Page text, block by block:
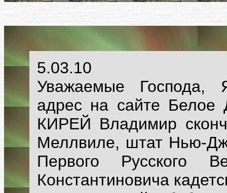
5.03.10
Уважаемые
адрес на сайте Белое
КИРЕЙ Владимир
Меллвиле, штат Нью-
Первого Русского
Константиновича